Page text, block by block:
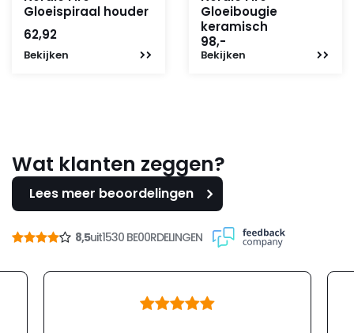
Gloeispiraal houder
62,92
Bekijken
Gloeibougie
keramisch
98,-
Bekijken
Wat klanten zeggen?
Lees meer beoordelingen
8,5uit1530 BE00RDELINGEN